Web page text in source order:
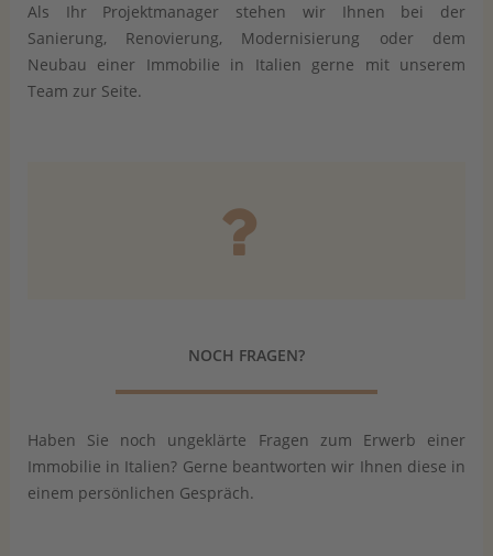
Als Ihr Projektmanager stehen wir Ihnen bei der
Sanierung, Renovierung, Modernisierung oder dem
Neubau einer Immobilie in Italien gerne mit unserem
Team zur Seite.
NOCH FRAGEN?
Haben Sie noch ungeklärte Fragen zum Erwerb einer
Immobilie in Italien? Gerne beantworten wir Ihnen diese in
einem persönlichen Gespräch.